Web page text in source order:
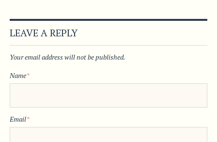
LEAVE A REPLY
Your email address will not be published.
Name*
Email*